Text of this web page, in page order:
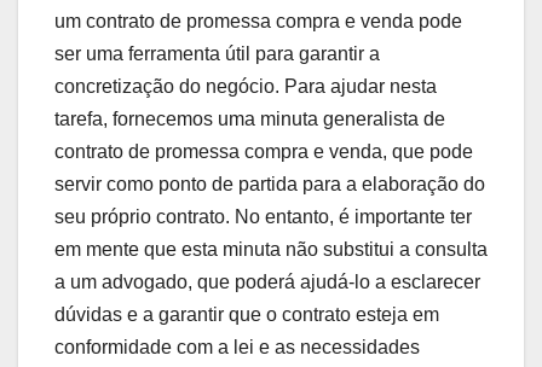
um contrato de promessa compra e venda pode
ser uma ferramenta útil para garantir a
concretização do negócio. Para ajudar nesta
tarefa, fornecemos uma minuta generalista de
contrato de promessa compra e venda, que pode
servir como ponto de partida para a elaboração do
seu próprio contrato. No entanto, é importante ter
em mente que esta minuta não substitui a consulta
a um advogado, que poderá ajudá-lo a esclarecer
dúvidas e a garantir que o contrato esteja em
conformidade com a lei e as necessidades